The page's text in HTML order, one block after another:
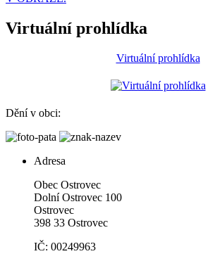
Virtuální prohlídka
Virtuální prohlídka
Dění v obci:
Adresa
Obec Ostrovec
Dolní Ostrovec 100
Ostrovec
398 33 Ostrovec
IČ: 00249963